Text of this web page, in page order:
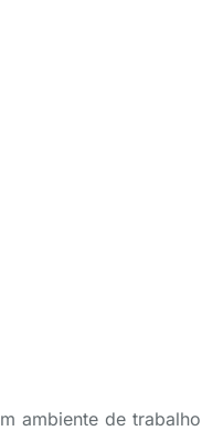
ambiente de trabalho